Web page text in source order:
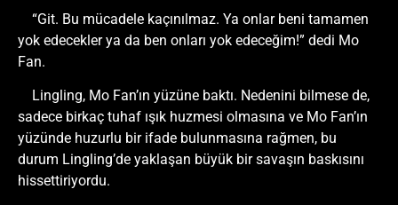
“Git. Bu mücadele kaçınılmaz. Ya onlar beni tamamen
yok edecekler ya da ben onları yok edeceğim!” dedi Mo
Fan.
Lingling, Mo Fan’ın yüzüne baktı. Nedenini bilmese de,
sadece birkaç tuhaf ışık huzmesi olmasına ve Mo Fan’ın
yüzünde huzurlu bir ifade bulunmasına rağmen, bu
durum Lingling’de yaklaşan büyük bir savaşın baskısını
hissettiriyordu.